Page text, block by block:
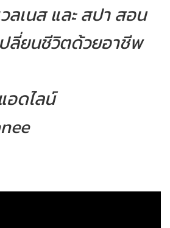
ลเนส และ สปา สอน
ลี่ยนชีวิตด้วยอาชีพ
ดไลน์